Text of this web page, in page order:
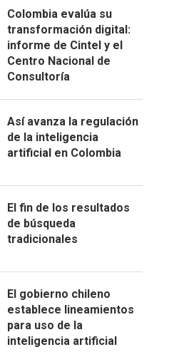
Colombia evalúa su
transformación digital:
informe de Cintel y el
Centro Nacional de
Consultoría
Así avanza la regulación
de la inteligencia
artificial en Colombia
El fin de los resultados
de búsqueda
tradicionales
El gobierno chileno
establece lineamientos
para uso de la
inteligencia artificial